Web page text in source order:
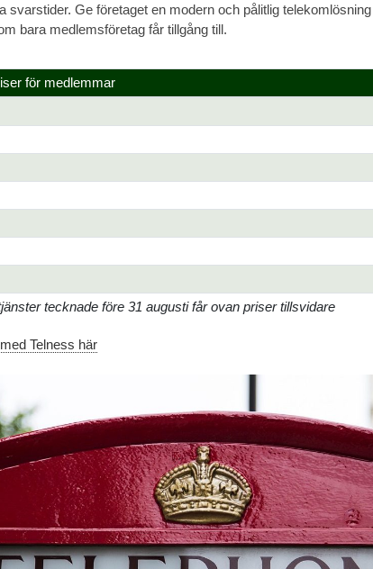
svarstider. Ge företaget en modern och pålitlig
bara medlemsföretag får tillgång till.
för medlemmar
tecknade före 31 augusti får ovan priser tillsvidare
Telness här